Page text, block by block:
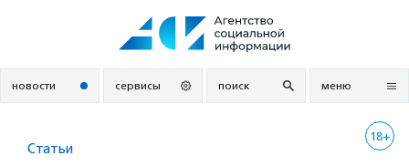
новости сервисы поиск меню
18+
Статьи